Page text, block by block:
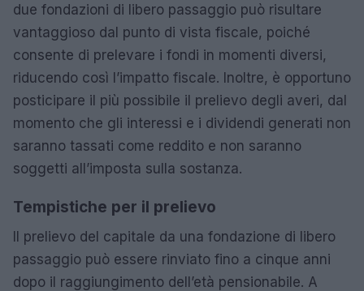
due fondazioni di libero passaggio può risultare
vantaggioso dal punto di vista fiscale, poiché
consente di prelevare i fondi in momenti diversi,
riducendo così l’impatto fiscale. Inoltre, è opportuno
posticipare il più possibile il prelievo degli averi, dal
momento che gli interessi e i dividendi generati non
saranno tassati come reddito e non saranno
soggetti all’imposta sulla sostanza.
Tempistiche per il prelievo
Il prelievo del capitale da una fondazione di libero
passaggio può essere rinviato fino a cinque anni
dopo il raggiungimento dell’età pensionabile. A